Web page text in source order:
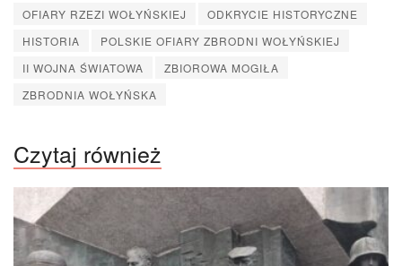
OFIARY RZEZI WOŁYŃSKIEJ
ODKRYCIE HISTORYCZNE
HISTORIA
POLSKIE OFIARY ZBRODNI WOŁYŃSKIEJ
II WOJNA ŚWIATOWA
ZBIOROWA MOGIŁA
ZBRODNIA WOŁYŃSKA
Czytaj również